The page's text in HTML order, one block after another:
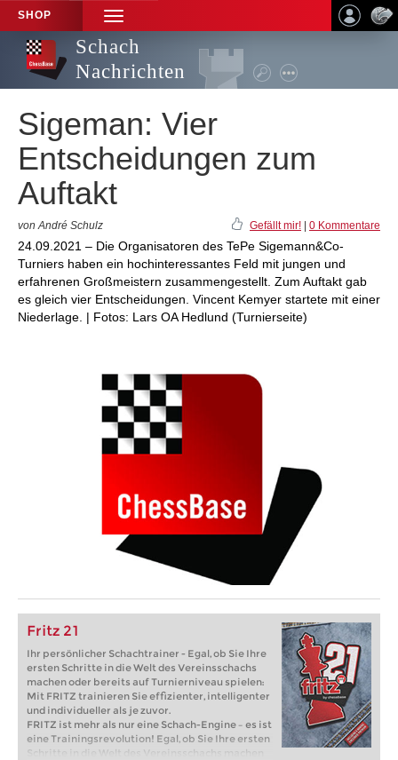
SHOP
TOGGLE
NAVIGATION
Schach
Nachrichten
Sigeman: Vier
Entscheidungen zum
Auftakt
von André Schulz Gefällt mir! 0 Kommentare
24.09.2021 – Die Organisatoren des TePe Sigemann&Co-
Turniers haben ein hochinteressantes Feld mit jungen und
erfahrenen Großmeistern zusammengestellt. Zum Auftakt gab
es gleich vier Entscheidungen. Vincent Kemyer startete mit einer
Niederlage. | Fotos: Lars OA Hedlund (Turnierseite)
Fritz 21
Ihr persönlicher Schachtrainer - Egal, ob Sie Ihre
ersten Schritte in die Welt des Vereinsschachs
machen oder bereits auf Turnierniveau spielen:
Mit FRITZ trainieren Sie effizienter, intelligenter
und individueller als je zuvor.
FRITZ ist mehr als nur eine Schach-Engine – es ist
eine Trainingsrevolution! Egal, ob Sie Ihre ersten
Schritte in die Welt des Vereinsschachs machen